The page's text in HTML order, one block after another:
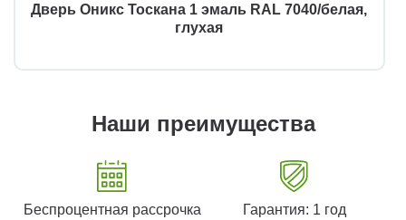
Дверь Оникс Тоскана 1 эмаль RAL 7040/белая,
глухая
Наши преимущества
Беспроцентная рассрочка
Гарантия: 1 год